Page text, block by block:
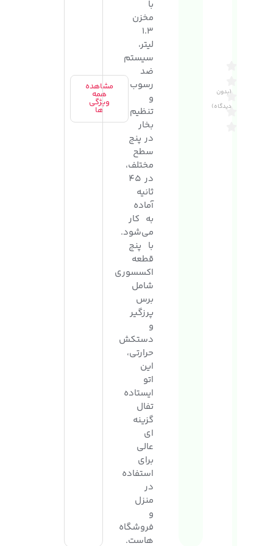
(بدون
دیدگاه)
با
مخزن
1.3
لیتر،
سیستم
ضد
رسوب
و
تنظیم
بخار
در پنج
سطح
مختلف،
در 45
ثانیه
آماده
به کار
می‌شود.
با پنج
قطعه
اکسسوری
شامل
برس
پرزگیر
و
دستکش
حرارتی،
این
اتو
ایستاده
تفال
گزینه
ای
عالی
برای
استفاده
در
منزل
و
فروشگاه
هاست.
مشاهده
همه
ویژگی
ها